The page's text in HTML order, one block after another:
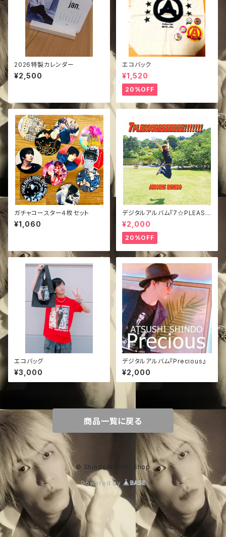
2026特製カレンダー
¥2,500
エコバック
¥1,520
20%OFF
ガチャコースター４枚セット
¥1,060
デジタルアルバム『7☆PLEASU
REEEEEEE!!!!!!!』
¥2,000
20%OFF
エコバッグ
¥3,000
デジタルアルバム『Precious』
¥2,000
商品一覧に戻る
© ShindoAtsushi Shop
Powered by